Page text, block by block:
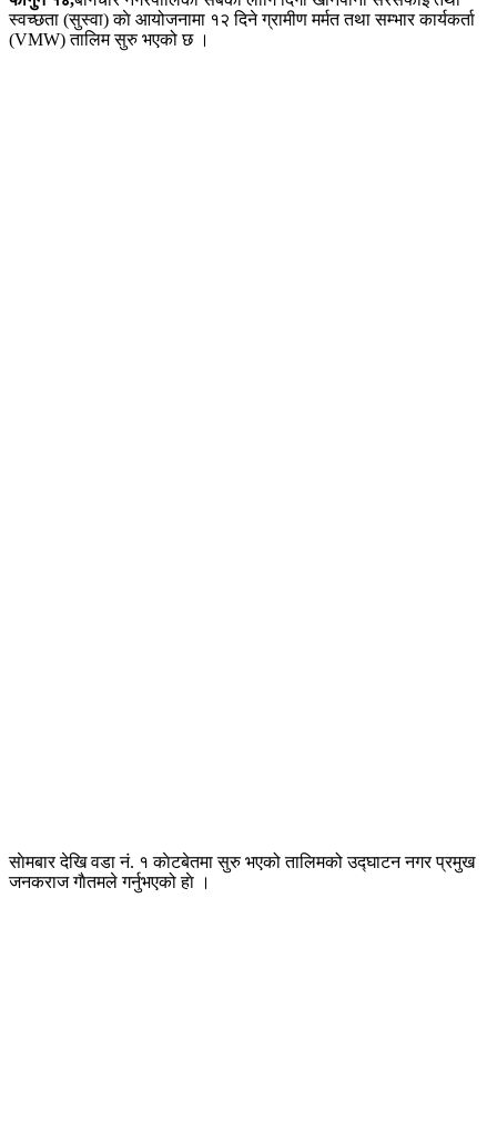
स्वच्छता (सुस्वा) काे आयोजनामा १२ दिने ग्रामीण मर्मत तथा सम्भार कार्यकर्ता
(VMW) तालिम सुरु भएको छ ।
साेमबार देखि वडा नं. १ काेटबेतमा सुरु भएको तालिमको उद्घाटन नगर प्रमुख
जनकराज गाैतमले गर्नुभएको हाे ।